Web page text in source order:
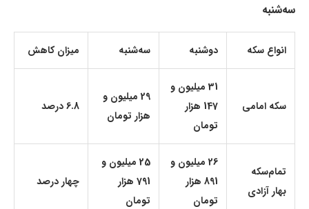
سه‌شنبه
انواع سکه دوشنبه سه‌شنبه میزان کاهش
سکه امامی
31 میلیون و
147 هزار
تومان
29 میلیون و
هزار تومان
6.8 درصد
تمام‌سکه
بهار آزادی
26 میلیون و
891 هزار
تومان
25 میلیون و
791 هزار
تومان
چهار درصد